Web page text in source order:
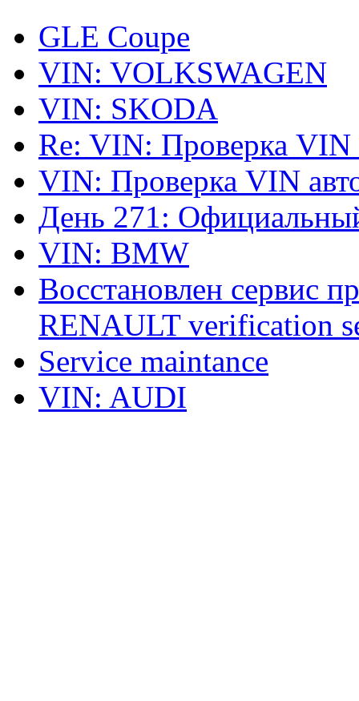
GLE Coupe
VIN: VOLKSWAGEN
VIN: SKODA
Re: VIN: Проверка VIN
VIN: Проверка VIN
День 271:
VIN: BMW
Восстановлен сервис
RENAULT verification
Service maintance
VIN: AUDI